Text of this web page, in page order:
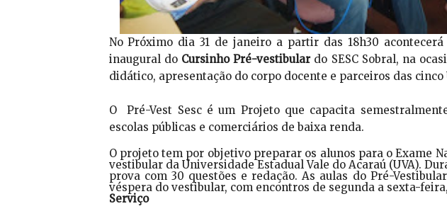
No Próximo dia 31 de janeiro a partir das 18h30
inaugural do Cursinho Pré-vestibulardo SESC Sobral, na
didático, apresentação do corpo docente e parceiros das cinco
O Pré-Vest Sesc é um Projeto que capacita
escolas públicas e comerciários de baixa renda.
O projeto tem por objetivo preparar os alunos para o Exame
vestibular da Universidade Estadual Vale do Acaraú (UVA).
prova com 30 questões e redação. As aulas do Pré-
véspera do vestibular, com encontros de segunda a sexta-
Serviço